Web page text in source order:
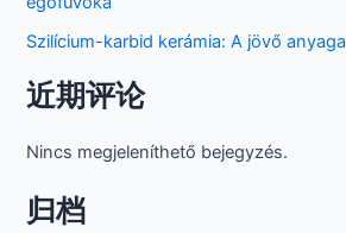
Szilícium-karbid kerámia: A jövő anyaga
近期评论
Nincs megjeleníthető bejegyzés.
归档